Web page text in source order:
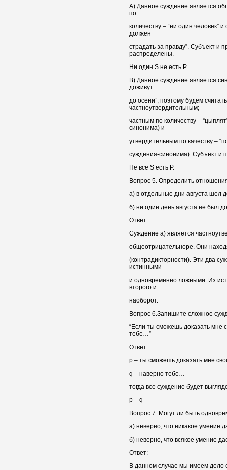
А) Данное суждение является
по
количеству – “ни один человек”
должен
страдать за правду”. Субъект и
распределены.
Ни один S не есть P .
В) Данное суждение является
доживут
до осени”, поэтому будем
частноутвердительным;
частным по количеству –
синонима) и
утвердительным по качеству –
суждения-синонима). Субъект и
Не все S есть Р.
Вопрос 5. Определить
а) в отдельные дни августа шел
б) ни один день августа не был
Ответ:
Суждение а) является
общеотрицательноре. Они
(контрадикторности). Эти два
истинными
и одновременно ложными. Из
второго и
наоборот.
Вопрос 6.Запишите сложное
“Если ты сможешь доказать мне
тебе…”
Ответ:
р – ты сможешь доказать мне
q – наверно тебе…
тогда все суждение будет
р – q
Вопрос 7. Могут ли быть
а) неверно, что никакое умение
б) неверно, что всякое умение
Ответ:
В данном случае мы имеем дело